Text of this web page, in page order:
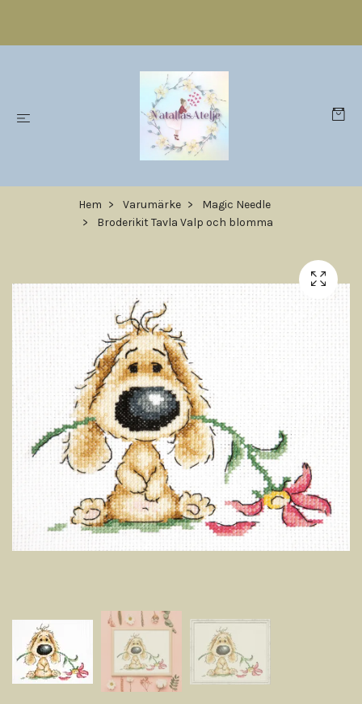
Hem Varumärke
Magic Needle
Broderikit Tavla Valp och blomma